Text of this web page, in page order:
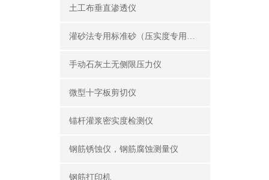
土工布垂直渗透仪
灌砂法专用标准砂（压实度专用砂）
手动石灰土无侧限压力仪
微型十字板剪切仪
锚杆灌浆密实度检测仪
钢筋锈蚀仪，钢筋腐蚀测量仪
钢筋打印机